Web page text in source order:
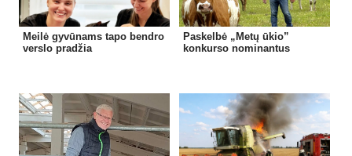
Meilė gyvūnams tapo bendro
verslo pradžia
Paskelbė „Metų ūkio”
konkurso nominantus